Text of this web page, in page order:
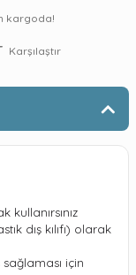
kargoda!
Karşılaştır
kullanırsınız
dış kılıfı) olarak
sağlaması için